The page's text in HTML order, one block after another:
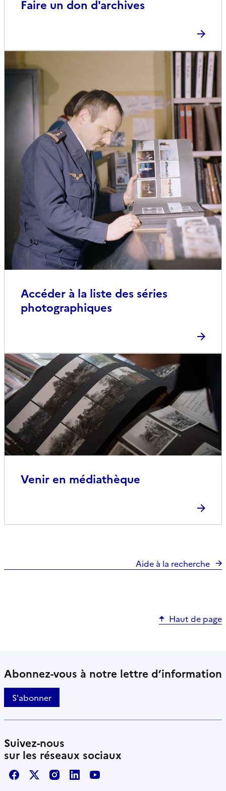
Faire un don d'archives
Accéder à la liste des séries
photographiques
Venir en médiathèque
Aide à la recherche
Haut de page
Abonnez-vous à notre lettre d’information
S'abonner
Suivez-nous
sur les réseaux sociaux
FacebookX / TwitterInstagram
LinkedInYoutube